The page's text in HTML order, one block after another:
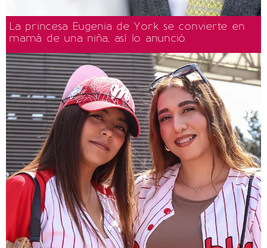
La princesa Eugenia de York se convierte en
mamá de una niña, así lo anunció